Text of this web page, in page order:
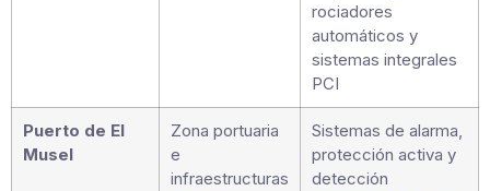
rociadores
automáticos y
sistemas integrales
PCI
Puerto de El
Musel
Zona portuaria
e
infraestructuras
Sistemas de alarma,
protección activa y
detección